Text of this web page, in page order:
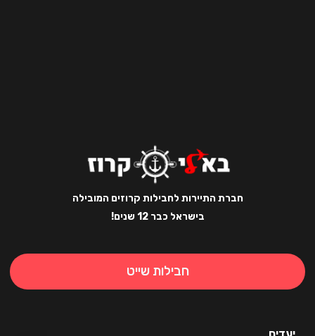
חברת התיירות לחבילות קרוזים המובילה
בישראל כבר 12 שנים!
חבילות שייט